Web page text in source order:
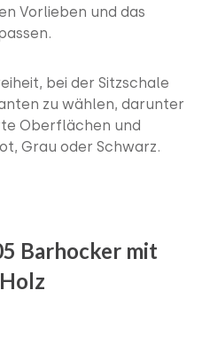
Vorlieben und das
bei der Sitzschale
zu wählen, darunter
Oberflächen und
Grau oder Schwarz.
Barhocker mit